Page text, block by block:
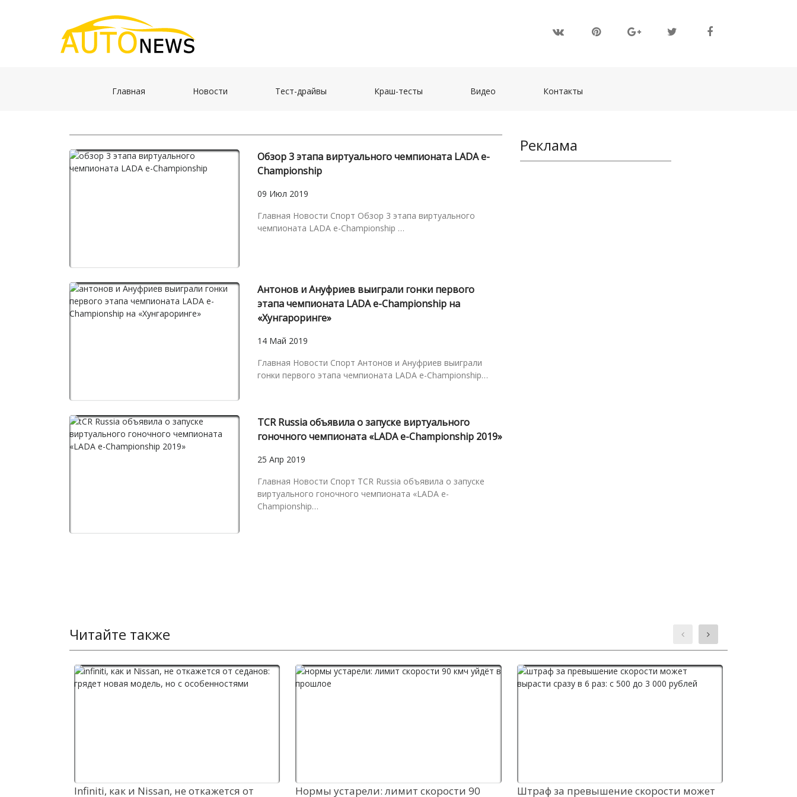
Главная Новости Тест-драйвы Краш-тесты Видео Контакты
Обзор 3 этапа виртуального чемпионата LADA e-
Championship
09 Июл 2019
Главная Новости Спорт Обзор 3 этапа виртуального
чемпионата LADA e-Championship …
Антонов и Ануфриев выиграли гонки первого
этапа чемпионата LADA e-Championship на
«Хунгароринге»
14 Май 2019
Главная Новости Спорт Антонов и Ануфриев выиграли
гонки первого этапа чемпионата LADA e-Championship…
TCR Russia объявила о запуске виртуального
гоночного чемпионата «LADA e-Championship 2019»
25 Апр 2019
Главная Новости Спорт TCR Russia объявила о запуске
виртуального гоночного чемпионата «LADA e-
Championship…
Реклама
Читайте также
Infiniti, как и Nissan, не откажется от
Нормы устарели: лимит скорости 90
Штраф за превышение скорости может